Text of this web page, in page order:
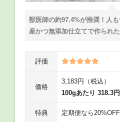
獣医師の約97.4%が推奨！人
産かつ無添加仕立てで作られ
評価
価格
3,183円（税込）
100gあたり 318.3円
特典 定期便なら20%OFF